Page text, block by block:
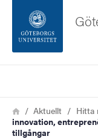
Sidfoten
Om webbplatsen
Länkstig
HemAktuellt Hitta
innovation,
tillgångar